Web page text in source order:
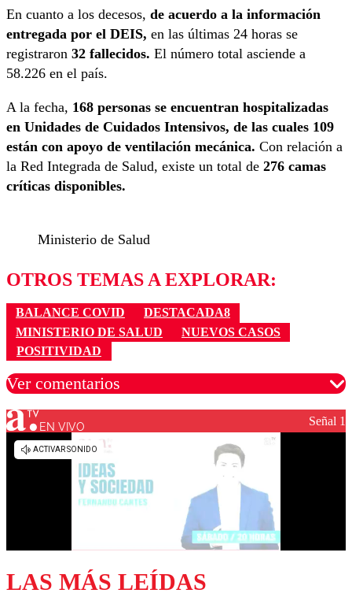
En cuanto a los decesos, de acuerdo a la información
entregada por el DEIS, en las últimas 24 horas se
registraron 32 fallecidos. El número total asciende a
58.226 en el país.
A la fecha, 168 personas se encuentran hospitalizadas
en Unidades de Cuidados Intensivos, de las cuales 109
están con apoyo de ventilación mecánica. Con relación a
la Red Integrada de Salud, existe un total de 276 camas
críticas disponibles.
Ministerio de Salud
OTROS TEMAS A EXPLORAR:
BALANCE COVID
DESTACADA8
MINISTERIO DE SALUD
NUEVOS CASOS
POSITIVIDAD
Ver comentarios
Los comentarios son moderados para garantizar un
diálogo respetuoso.
EN VIVO Señal 1
LAS MÁS LEÍDAS